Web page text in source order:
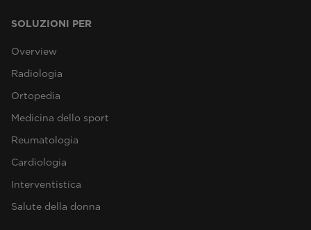
SOLUZIONI PER
Overview
Radiologia
Ortopedia
Medicina dello sport
Reumatologia
Cardiologia
Interventistica
Salute della donna